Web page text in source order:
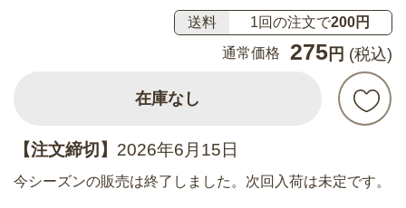
送料 1回の注文で200円
通常価格
275 円 (税込)
在庫なし
【注文締切】 2026年6月15日
今シーズンの販売は終了しました。次回入荷は未定です。